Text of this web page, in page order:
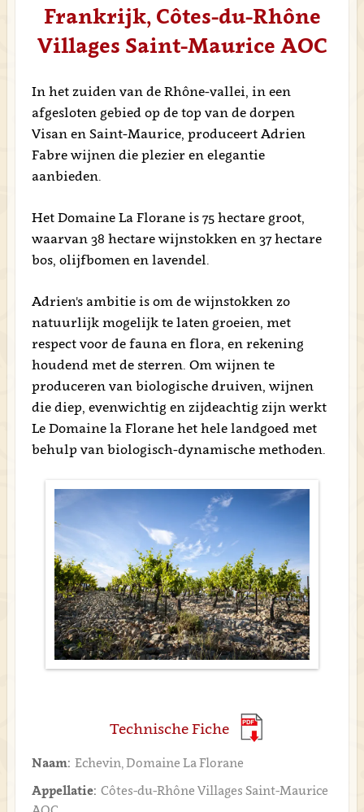
Frankrijk, Côtes-du-Rhône
Villages Saint-Maurice AOC
In het zuiden van de Rhône-vallei, in een
afgesloten gebied op de top van de dorpen
Visan en Saint-Maurice, produceert Adrien
Fabre wijnen die plezier en elegantie
aanbieden.
Het Domaine La Florane is 75 hectare groot,
waarvan 38 hectare wijnstokken en 37 hectare
bos, olijfbomen en lavendel.
Adrien's ambitie is om de wijnstokken zo
natuurlijk mogelijk te laten groeien, met
respect voor de fauna en flora, en rekening
houdend met de sterren. Om wijnen te
produceren van biologische druiven, wijnen
die diep, evenwichtig en zijdeachtig zijn werkt
Le Domaine la Florane het hele landgoed met
behulp van biologisch-dynamische methoden.
Technische Fiche
Naam: Echevin, Domaine La Florane
Appellatie: Côtes-du-Rhône Villages Saint-Maurice